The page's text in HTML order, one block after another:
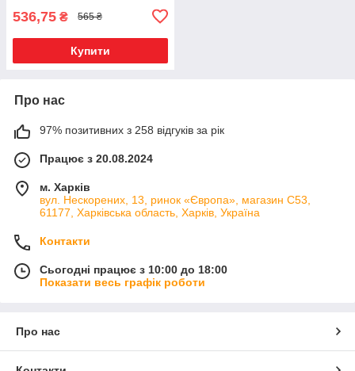
536,75 ₴ 565 ₴
Купити
Про нас
97% позитивних з 258 відгуків за рік
Працює з 20.08.2024
м. Харків
вул. Нескорених, 13, ринок «Європа», магазин С53,
61177, Харківська область, Харків, Україна
Контакти
Сьогодні працює з 10:00 до 18:00
Показати весь графік роботи
Про нас